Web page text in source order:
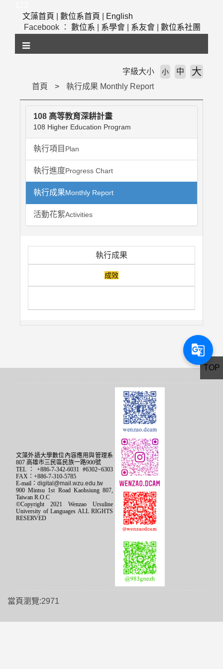
文藻首頁
數位系首頁
English
Facebook ： 數位系 系學會 系友會 數位系社團
首頁 執行成果 Monthly Report
字級大小 小 中 大
108 高等教育深耕計畫
108 Higher Education Program
執行項目 Plan
執行進度Progress Chart
執行成果 Monthly Report
活動花絮Activities
執行成果
成效
文藻外語大學數位內容應用與管理系
807 高雄市三民區民族一路900號
TEL：+886-7-342-6031 #6302~6303
FAX：+886-7-310-5785
E-mail： digital@mail.wzu.edu.tw
900 Mintsu 1st Road Kaohsiung 807,
Taiwan R.O.C
©Copyright 2021 Wenzao Ursuline
University of Languages ALL RIGHTS
RESERVED
當頁瀏覽:2971
TOP
g_translate